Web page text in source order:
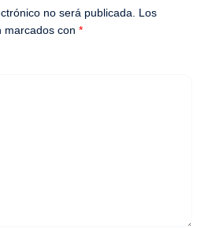
no será publicada. Los
marcados con *